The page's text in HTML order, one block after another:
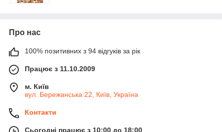
Про нас
100% позитивних з 94 відгуків за рік
Працює з 11.10.2009
м. Київ
вул. Бережанська 22, Київ, Україна
Контакти
Сьогодні працює з 10:00 до 18:00